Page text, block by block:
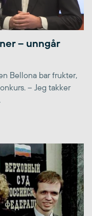
– unngår
Bellona bar frukter,
– Jeg takker